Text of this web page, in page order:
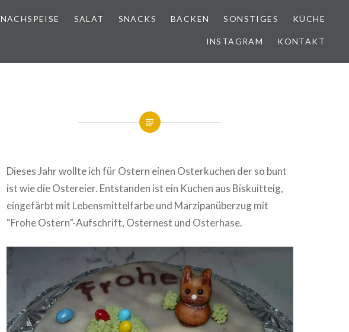
NACH­SPEI­SE SALAT SNACKS BACKEN SONSTIGES KÜCHE
INSTAGRAM KONTAKT
Dieses Jahr wollte ich für Ostern einen Oster­ku­chen der so bunt
ist wie die Ostereier. Ent­stan­den ist ein Kuchen aus Bis­kuit­teig,
ein­ge­färbt mit Lebens­mit­tel­far­be und Mar­zi­pan­über­zug mit
“Frohe Ostern”-Aufschrift, Osternest und Osterhase.